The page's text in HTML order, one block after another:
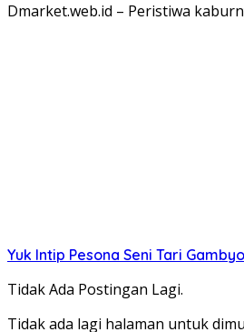
Dmarket.web.id – Peristiwa
Yuk Intip Pesona Seni Tari
Tidak Ada Postingan Lagi.
Tidak ada lagi halaman untuk